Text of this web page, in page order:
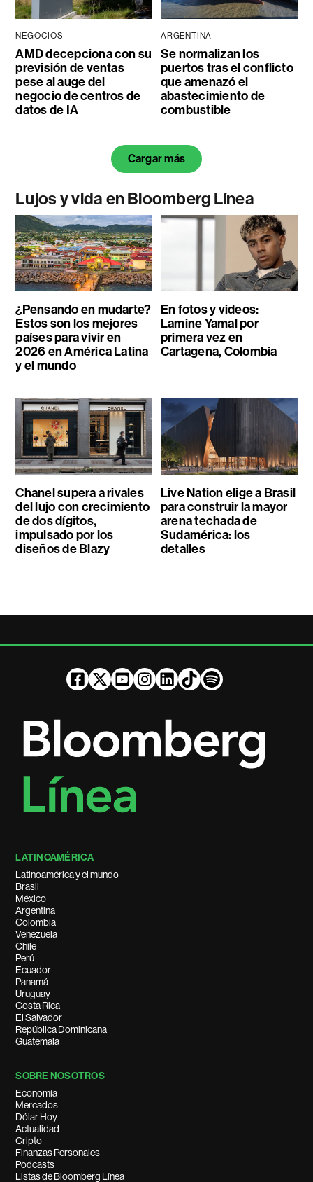
NEGOCIOS
AMD decepciona con su
previsión de ventas
pese al auge del
negocio de centros de
datos de IA
ARGENTINA
Se normalizan los
puertos tras el conflicto
que amenazó el
abastecimiento de
combustible
Cargar más
Lujos y vida en Bloomberg Línea
¿Pensando en mudarte?
Estos son los mejores
países para vivir en
2026 en América Latina
y el mundo
En fotos y videos:
Lamine Yamal por
primera vez en
Cartagena, Colombia
Chanel supera a rivales
del lujo con crecimiento
de dos dígitos,
impulsado por los
diseños de Blazy
Live Nation elige a Brasil
para construir la mayor
arena techada de
Sudamérica: los
detalles
LATINOAMÉRICA
Latinoamérica y el mundo
Brasil
México
Argentina
Colombia
Venezuela
Chile
Perú
Ecuador
Panamá
Uruguay
Costa Rica
El Salvador
República Dominicana
Guatemala
SOBRE NOSOTROS
Economía
Mercados
Dólar Hoy
Actualidad
Cripto
Finanzas Personales
Podcasts
Listas de Bloomberg Línea